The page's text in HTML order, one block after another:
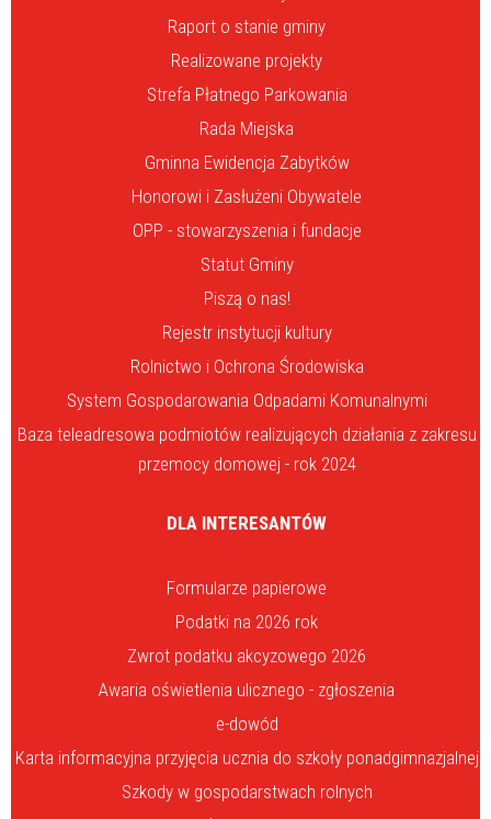
Raport o stanie gminy
Realizowane projekty
Strefa Płatnego Parkowania
Rada Miejska
Gminna Ewidencja Zabytków
Honorowi i Zasłużeni Obywatele
OPP - stowarzyszenia i fundacje
Statut Gminy
Piszą o nas!
Rejestr instytucji kultury
Rolnictwo i Ochrona Środowiska
System Gospodarowania Odpadami Komunalnymi
Baza teleadresowa podmiotów realizujących działania z zakresu
przemocy domowej - rok 2024
DLA INTERESANTÓW
Formularze papierowe
Podatki na 2026 rok
Zwrot podatku akcyzowego 2026
Awaria oświetlenia ulicznego - zgłoszenia
e-dowód
Karta informacyjna przyjęcia ucznia do szkoły ponadgimnazjalnej
Szkody w gospodarstwach rolnych